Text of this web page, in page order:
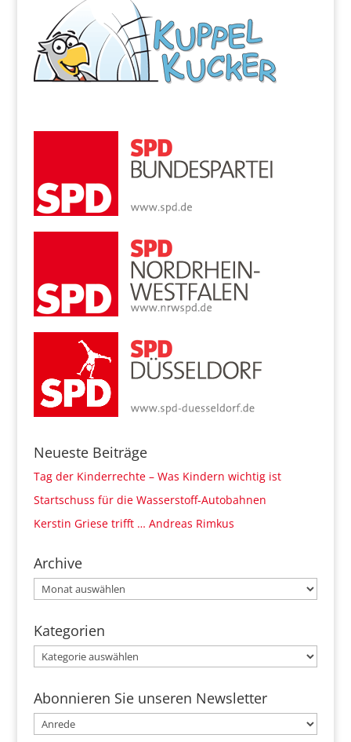
Neueste Beiträge
Tag der Kinderrechte – Was Kindern wichtig ist
Startschuss für die Wasserstoff-Autobahnen
Kerstin Griese trifft … Andreas Rimkus
Archive
Archive
Kategorien
Kategorien
Abonnieren Sie unseren Newsletter